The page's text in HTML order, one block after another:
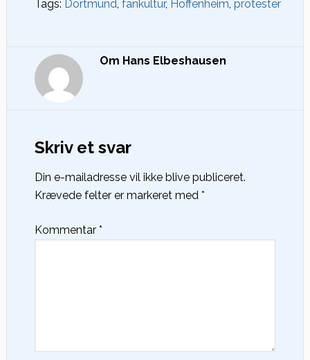
Tags: Dortmund, fankultur, Hoffenheim, protester
Om Hans Elbeshausen
Skriv et svar
Din e-mailadresse vil ikke blive publiceret.
Krævede felter er markeret med *
Kommentar *